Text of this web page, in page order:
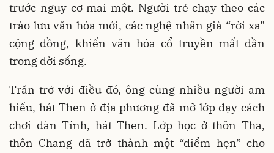
trước nguy cơ mai một. Người trẻ chạy theo các
trào lưu văn hóa mới, các nghệ nhân già “rời xa”
cộng đồng, khiến văn hóa cổ truyền mất dần
trong đời sống.
Trăn trở với điều đó, ông cùng nhiều người am
hiểu, hát Then ở địa phương đã mở lớp dạy cách
chơi đàn Tính, hát Then. Lớp học ở thôn Tha,
thôn Chang đã trở thành một “điểm hẹn” cho